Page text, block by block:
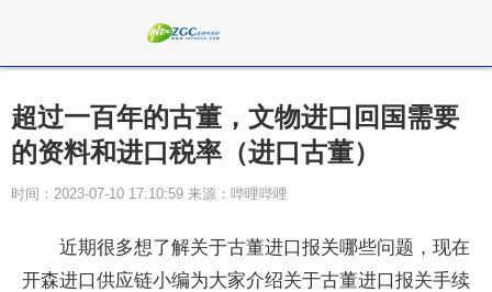
超过一百年的古董，文物进口回国需要
的资料和进口税率（进口古董）
时间：2023-07-10 17:10:59 来源：哔哩哔哩
近期很多想了解关于古董进口报关哪些问题，现在
开森进口供应链小编为大家介绍关于古董进口报关手续